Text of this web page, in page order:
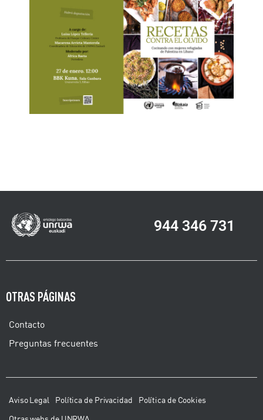
944 346 731
OTRAS PÁGINAS
Contacto
Preguntas frecuentes
Aviso Legal Política de Privacidad
Política de Cookies